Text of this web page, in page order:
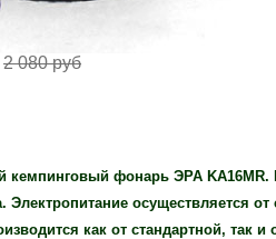
2 080 руб
фонарь ЭРА KA16MR.
Электропитание осуществляется
как от стандартной, так и